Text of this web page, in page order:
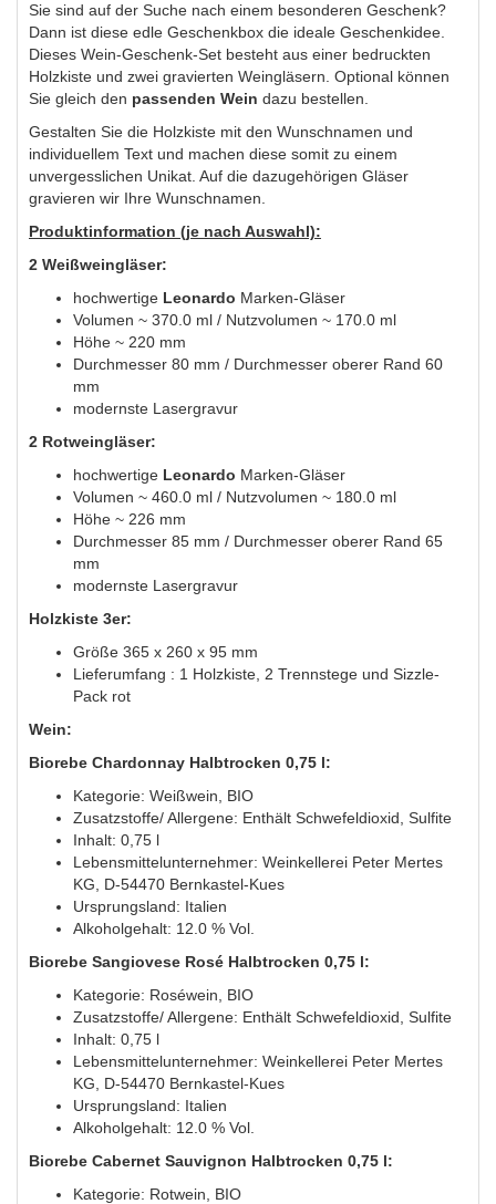
Sie sind auf der Suche nach einem besonderen Geschenk?
Dann ist diese edle Geschenkbox die ideale Geschenkidee.
Dieses Wein-Geschenk-Set besteht aus einer bedruckten
Holzkiste und zwei gravierten Weingläsern. Optional können
Sie gleich den passenden Wein dazu bestellen.
Gestalten Sie die Holzkiste mit den Wunschnamen und
individuellem Text und machen diese somit zu einem
unvergesslichen Unikat. Auf die dazugehörigen Gläser
gravieren wir Ihre Wunschnamen.
Produktinformation (je nach Auswahl):
2 Weißweingläser:
hochwertige Leonardo Marken-Gläser
Volumen ~ 370.0 ml / Nutzvolumen ~ 170.0 ml
Höhe ~ 220 mm
Durchmesser 80 mm / Durchmesser oberer Rand 60
mm
modernste Lasergravur
2 Rotweingläser:
hochwertige Leonardo Marken-Gläser
Volumen ~ 460.0 ml / Nutzvolumen ~ 180.0 ml
Höhe ~ 226 mm
Durchmesser 85 mm / Durchmesser oberer Rand 65
mm
modernste Lasergravur
Holzkiste 3er:
Größe 365 x 260 x 95 mm
Lieferumfang : 1 Holzkiste, 2 Trennstege und Sizzle-
Pack rot
Wein:
Biorebe Chardonnay Halbtrocken 0,75 l:
Kategorie: Weißwein, BIO
Zusatzstoffe/ Allergene: Enthält Schwefeldioxid, Sulfite
Inhalt: 0,75 l
Lebensmittelunternehmer: Weinkellerei Peter Mertes
KG, D-54470 Bernkastel-Kues
Ursprungsland: Italien
Alkoholgehalt: 12.0 % Vol.
Biorebe Sangiovese Rosé Halbtrocken 0,75 l:
Kategorie: Roséwein, BIO
Zusatzstoffe/ Allergene: Enthält Schwefeldioxid, Sulfite
Inhalt: 0,75 l
Lebensmittelunternehmer: Weinkellerei Peter Mertes
KG, D-54470 Bernkastel-Kues
Ursprungsland: Italien
Alkoholgehalt: 12.0 % Vol.
Biorebe Cabernet Sauvignon Halbtrocken 0,75 l:
Kategorie: Rotwein, BIO